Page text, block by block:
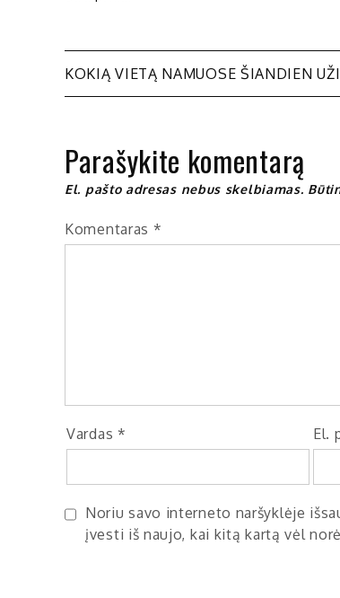
Navigacija
įrašų
KOKIĄ VIETĄ NAMUOSE ŠIANDIEN
Parašykite komentarą
El. pašto adresas nebus skelbiamas.
Komentaras *
Vardas * El.
Noriu savo interneto naršyklėje
įvesti iš naujo, kai kitą kartą vėl